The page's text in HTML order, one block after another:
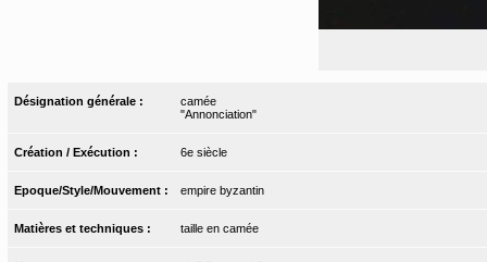
Désignation générale :
camée
"Annonciation"
Création / Exécution : 6e siècle
Epoque/Style/Mouvement : empire byzantin
Matières et techniques : taille en camée